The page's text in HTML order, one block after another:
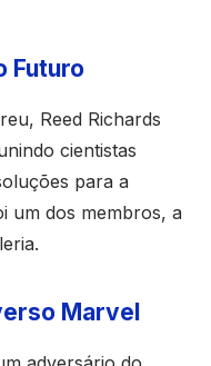
Futuro
Reed Richards
cientistas
para a
um dos membros, a
Marvel